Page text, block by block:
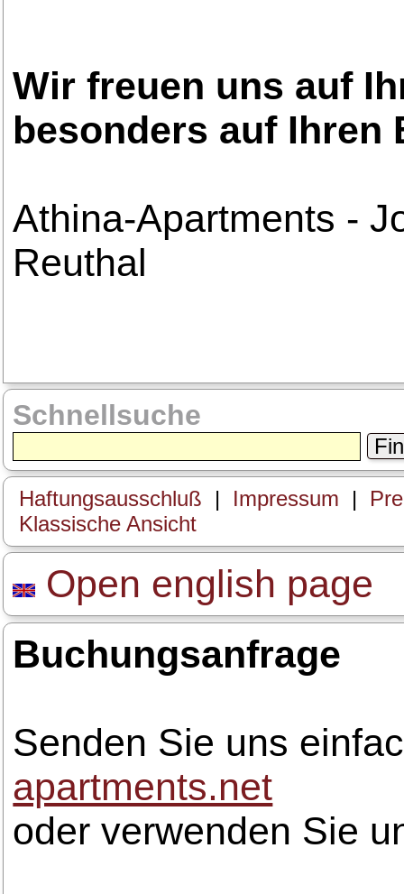
Wir freuen uns auf
besonders auf Ihren
Athina-Apartments -
Reuthal
Schnellsuche
Haftungsausschluß | Impressum |
Klassische Ansicht
Open english page
Buchungsanfrage
Senden Sie uns
apartments.net
oder verwenden Sie